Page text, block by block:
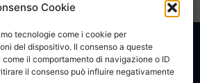
Cookie
tecnologie come i cookie per
del dispositivo. Il consenso a queste
il comportamento di navigazione o ID
il consenso può influire negativamente
COOKIE POLICY PRIVACY